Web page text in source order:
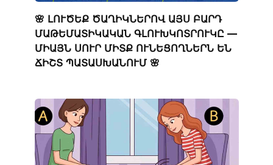
🌸 ԼՈՒԾԵՔ ԾԱՂԻԿՆԵՐՈՎ ԱՅՍ ԲԱՐԴ
ՄԱԹԵՄԱՏԻԿԱԿԱՆ ԳԼՈՒԽԿՈՏՐՈՒԿԸ —
ՄԻԱՅՆ ՍՈՒՐ ՄԻՏՔ ՈՒՆԵՑՈՂՆԵՐՆ ԵՆ
ՃԻՇՏ ՊԱՏԱՍԽԱՆՈՒՄ 🌸